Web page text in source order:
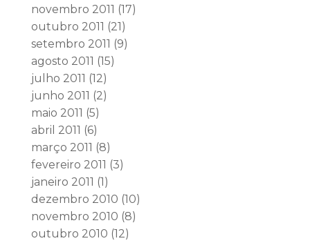
novembro 2011 (17)
outubro 2011 (21)
setembro 2011 (9)
agosto 2011 (15)
julho 2011 (12)
junho 2011 (2)
maio 2011 (5)
abril 2011 (6)
março 2011 (8)
fevereiro 2011 (3)
janeiro 2011 (1)
dezembro 2010 (10)
novembro 2010 (8)
outubro 2010 (12)